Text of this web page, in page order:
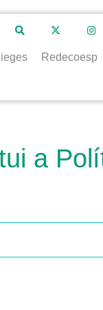
Redecoesp
a